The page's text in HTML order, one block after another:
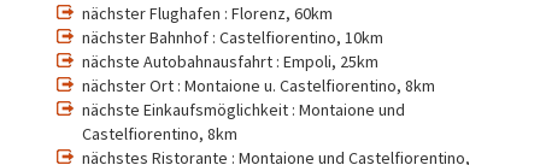
nächster Flughafen : Florenz, 60km
nächster Bahnhof : Castelfiorentino, 10km
nächste Autobahnausfahrt : Empoli, 25km
nächster Ort : Montaione u. Castelfiorentino, 8km
nächste Einkaufsmöglichkeit : Montaione und
Castelfiorentino, 8km
nächstes Ristorante : Montaione und Castelfiorentino,